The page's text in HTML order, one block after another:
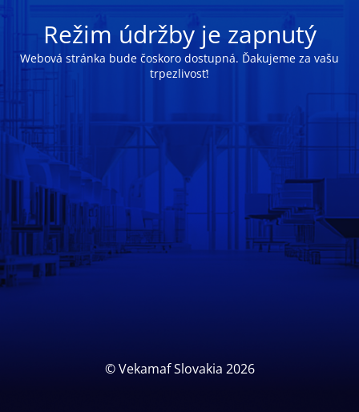
Režim údržby je zapnutý
Webová stránka bude čoskoro dostupná. Ďakujeme za vašu
trpezlivosť!
© Vekamaf Slovakia 2026